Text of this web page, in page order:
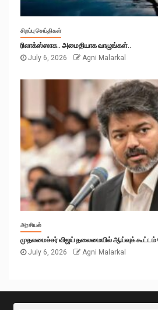
சிறப்பு செய்திகள்
ரிலாக்ஸ்ஸாக.. அமைதியாக வாழுங்கள்..
July 6, 2026
Agni Malarkal
அரசியல்
முதலமைச்சர் விஜய் தலைமையில் ஆய்வுக்
July 6, 2026
Agni Malarkal